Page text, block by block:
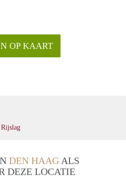
OP KAART
DEN HAAG ALS
DEZE LOCATIE